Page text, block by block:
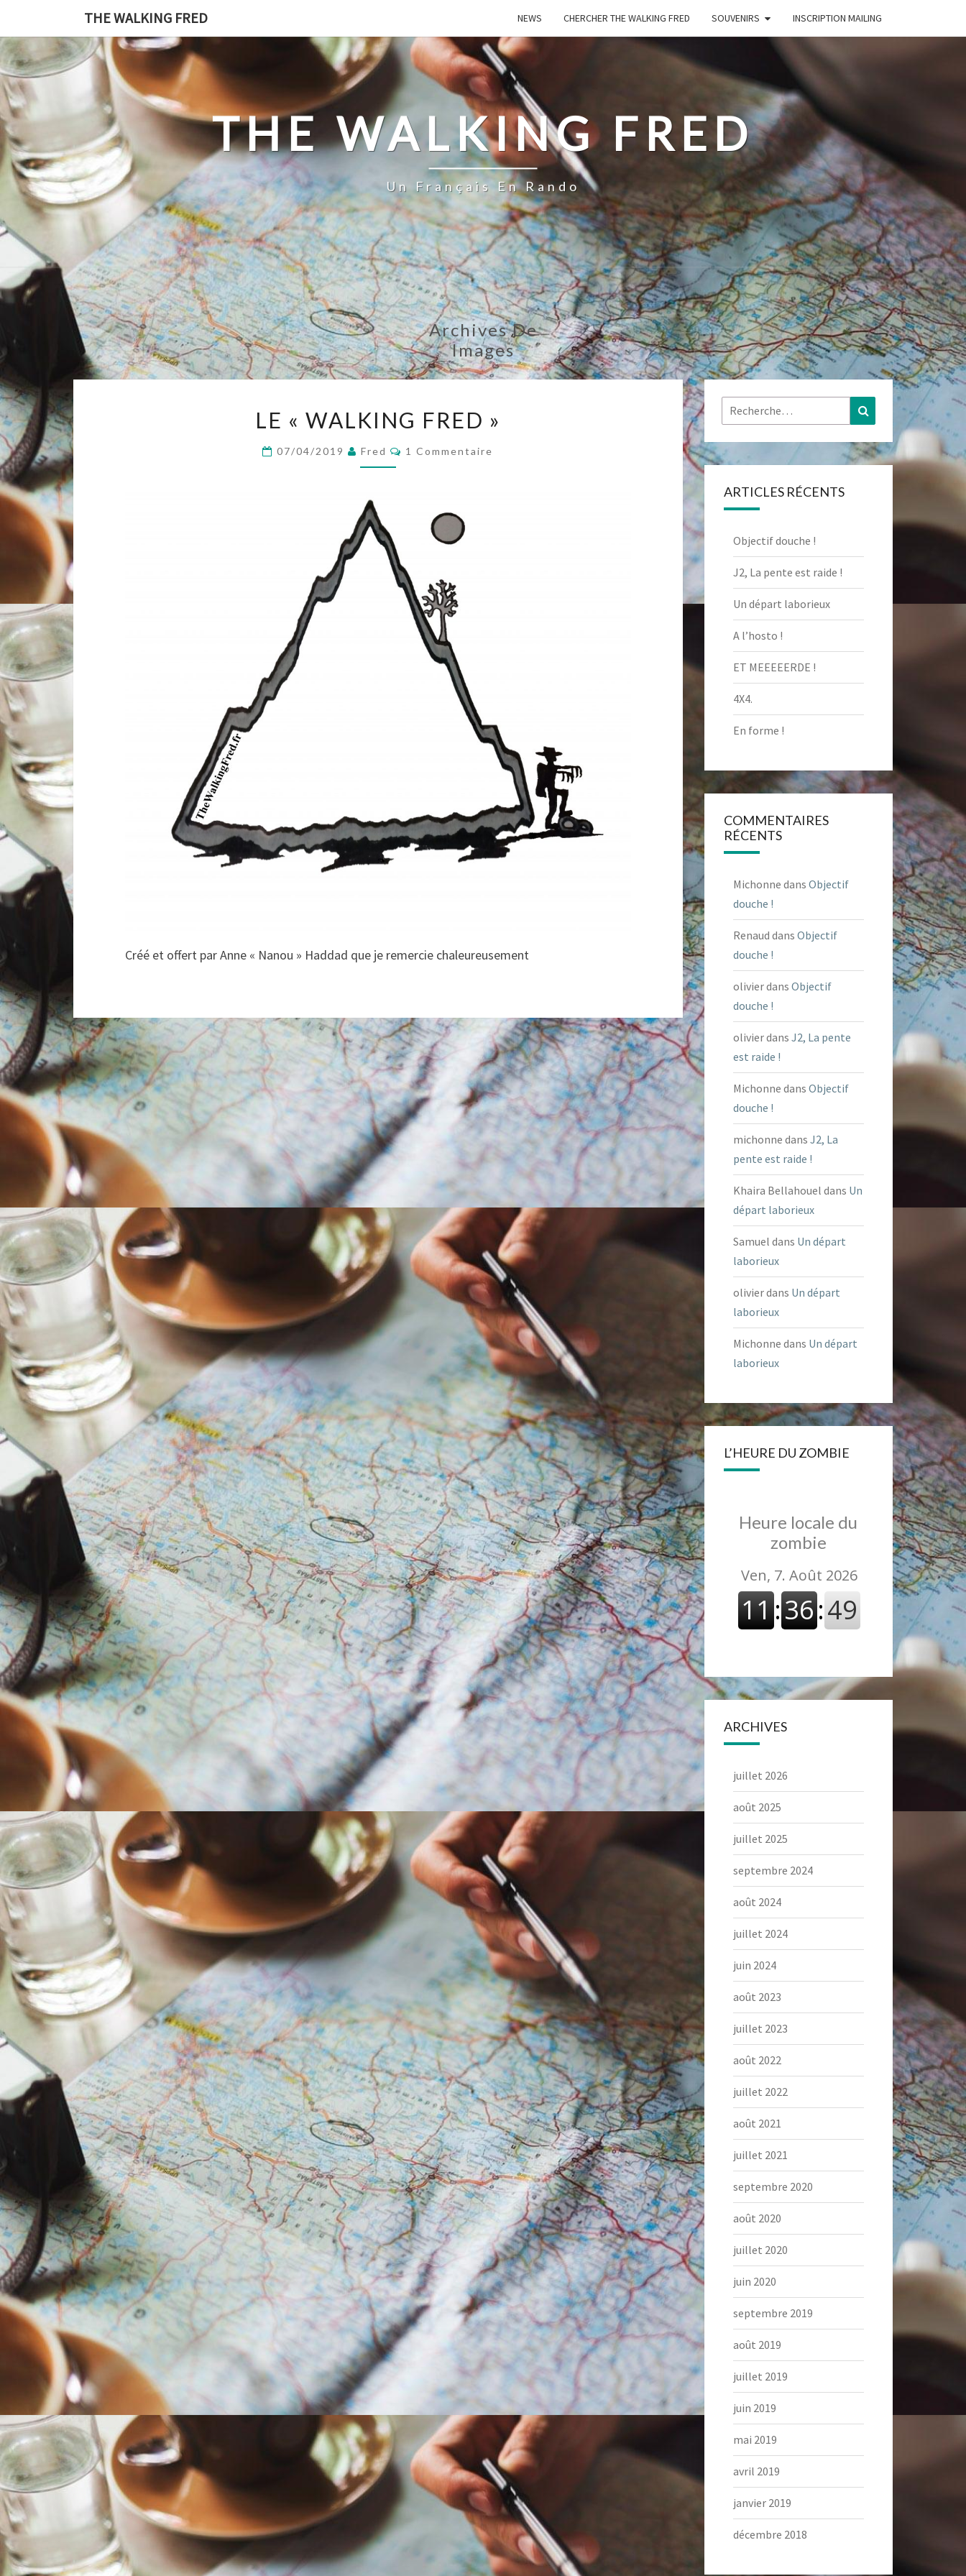
content
THE WALKING FRED NEWS CHERCHER THE WALKING FRED SOUVENIRS INSCRIPTION MAILING
THE WALKING FRED
Un Français En Rando
Archives De
Images
« WALKING
FRED »
LE « WALKING FRED »
07/04/2019 Fred Commentaires
1 Commentaire
Créé et offert par Anne « Nanou » Haddad que je remercie chaleureusement
Rechercher : Recherche
ARTICLES RÉCENTS
Objectif douche !
J2, La pente est raide !
Un départ laborieux
A l’hosto !
ET MEEEEERDE !
4X4.
En forme !
COMMENTAIRES
RÉCENTS
Michonne dans Objectif
douche !
Renaud dans Objectif
douche !
olivierdans Objectif
douche !
olivierdans J2, La pente
est raide !
Michonne dans Objectif
douche !
michonne dans J2, La
pente est raide !
Khaira Bellahouel dans Un
départ laborieux
Samuel dans Un départ
laborieux
olivierdans Un départ
laborieux
Michonne dans Un départ
laborieux
L’HEURE DU ZOMBIE
Heure locale du
zombie
ARCHIVES
juillet 2026
août 2025
juillet 2025
septembre 2024
août 2024
juillet 2024
juin 2024
août 2023
juillet 2023
août 2022
juillet 2022
août 2021
juillet 2021
septembre 2020
août 2020
juillet 2020
juin 2020
septembre 2019
août 2019
juillet 2019
juin 2019
mai 2019
avril 2019
janvier 2019
décembre 2018